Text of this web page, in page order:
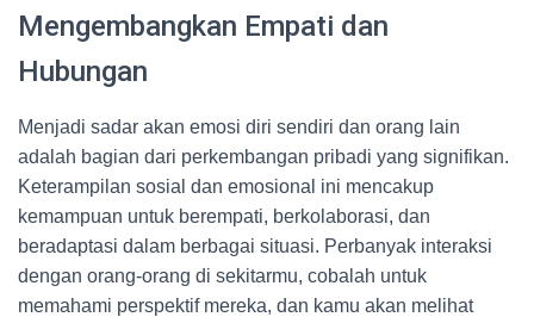
Mengembangkan Empati dan
Hubungan
Menjadi sadar akan emosi diri sendiri dan orang lain
adalah bagian dari perkembangan pribadi yang signifikan.
Keterampilan sosial dan emosional ini mencakup
kemampuan untuk berempati, berkolaborasi, dan
beradaptasi dalam berbagai situasi. Perbanyak interaksi
dengan orang-orang di sekitarmu, cobalah untuk
memahami perspektif mereka, dan kamu akan melihat